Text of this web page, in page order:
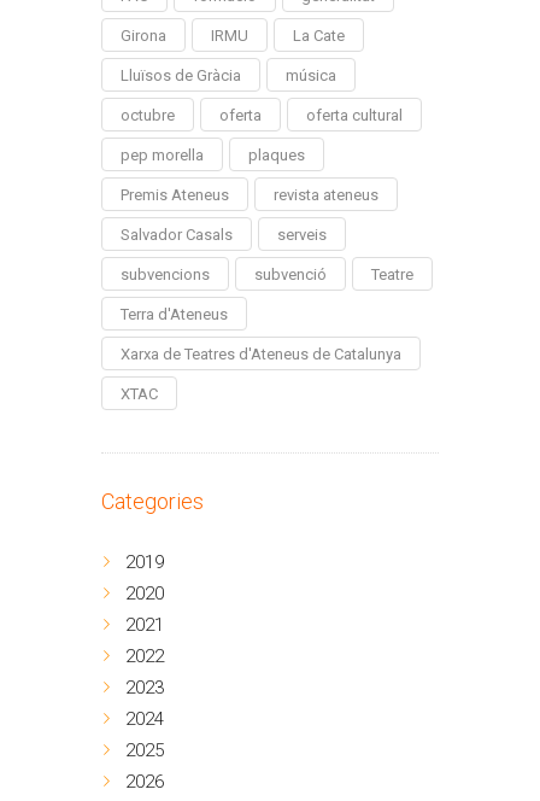
Girona IRMU La Cate
Lluïsos de Gràcia música
octubre oferta oferta cultural
pep morella plaques
Premis Ateneus revista ateneus
Salvador Casals serveis
subvencions subvenció Teatre
Terra d'Ateneus
Xarxa de Teatres d'Ateneus de Catalunya
XTAC
Categories
2019
2020
2021
2022
2023
2024
2025
2026